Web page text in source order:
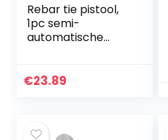
Rebar tie pistool,
1pc semi-
automatische
bouwplaats
€23.89